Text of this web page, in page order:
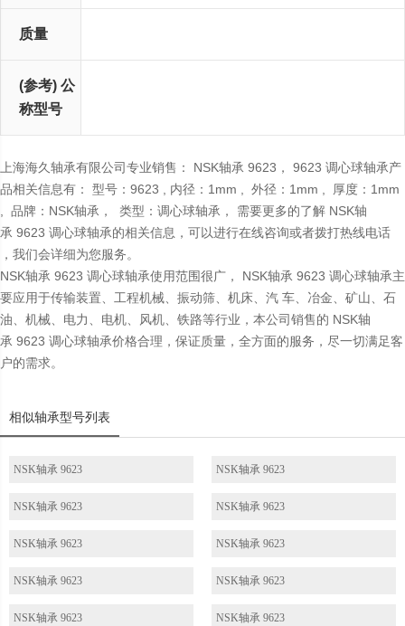
质量
(参考) 公
称型号
上海海久轴承有限公司专业销售： NSK轴承 9623， 9623 调心球轴承产
品相关信息有： 型号：9623 , 内径：1mm , 外径：1mm , 厚度：1mm
, 品牌：NSK轴承， 类型：调心球轴承， 需要更多的了解 NSK轴
承 9623 调心球轴承的相关信息，可以进行在线咨询或者拨打热线电话
，我们会详细为您服务。
NSK轴承 9623 调心球轴承使用范围很广， NSK轴承 9623 调心球轴承主
要应用于传输装置、工程机械、振动筛、机床、汽 车、冶金、矿山、石
油、机械、电力、电机、风机、铁路等行业，本公司销售的 NSK轴
承 9623 调心球轴承价格合理，保证质量，全方面的服务，尽一切满足客
户的需求。
相似轴承型号列表
NSK轴承 9623 NSK轴承 9623
NSK轴承 9623 NSK轴承 9623
NSK轴承 9623 NSK轴承 9623
NSK轴承 9623 NSK轴承 9623
NSK轴承 9623 NSK轴承 9623